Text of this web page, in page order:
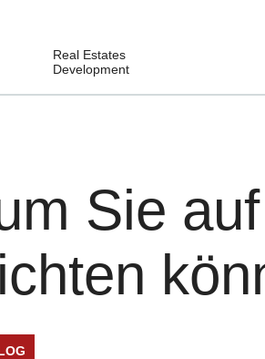
Real Estates
Development
Sie